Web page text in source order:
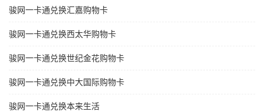
骏网一卡通兑换汇嘉购物卡
骏网一卡通兑换西太华购物卡
骏网一卡通兑换世纪金花购物卡
骏网一卡通兑换中大国际购物卡
骏网一卡通兑换本来生活